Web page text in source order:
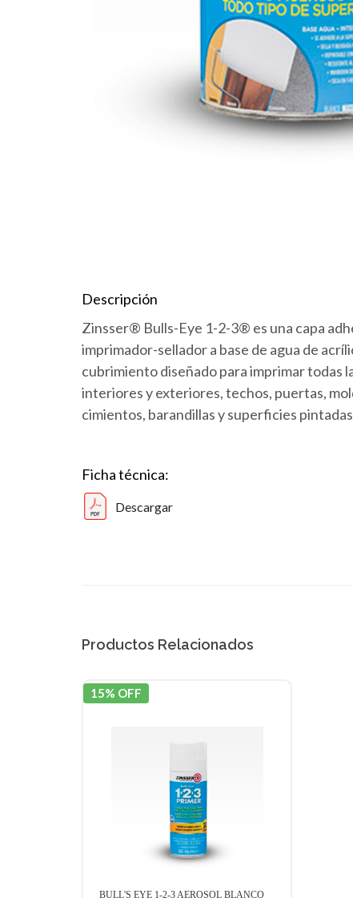
Descripción
Zinsser® Bulls-Eye 1-2-3® es una capa
imprimador-sellador a base de agua de
cubrimiento diseñado para imprimar todas
interiores y exteriores, techos, puertas,
cimientos, barandillas y superficies
Ficha técnica:
Descargar
Productos Relacionados
15% OFF
BULL'S EYE 1-2-3 AEROSOL BLANCO